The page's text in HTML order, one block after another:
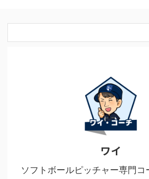
ワイ
ソフトボールピッチャー専門コ